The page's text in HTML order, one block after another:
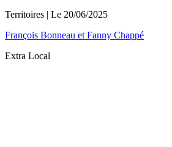
Territoires | Le 20/06/2025
François Bonneau et Fanny Chappé
Extra Local